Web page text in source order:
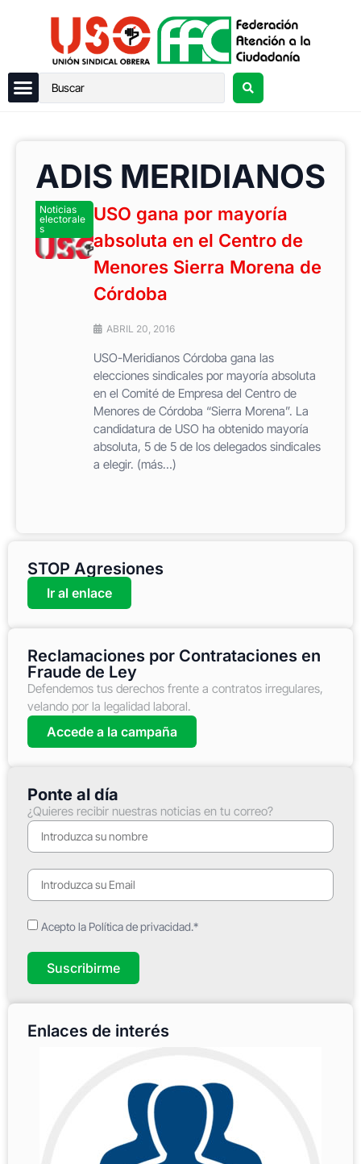
ADIS MERIDIANOS
Noticias
electorale
s
USO gana por mayoría
absoluta en el Centro de
Menores Sierra Morena de
Córdoba
ABRIL 20, 2016
USO-Meridianos Córdoba gana las
elecciones sindicales por mayoría absoluta
en el Comité de Empresa del Centro de
Menores de Córdoba “Sierra Morena”. La
candidatura de USO ha obtenido mayoría
absoluta, 5 de 5 de los delegados sindicales
a elegir. (más…)
STOP Agresiones
Ir al enlace
Reclamaciones por Contrataciones en
Fraude de Ley
Defendemos tus derechos frente a contratos irregulares,
velando por la legalidad laboral.
Accede a la campaña
Ponte al día
¿Quieres recibir nuestras noticias en tu correo?
Acepto la Política de privacidad.*
Suscribirme
Enlaces de interés